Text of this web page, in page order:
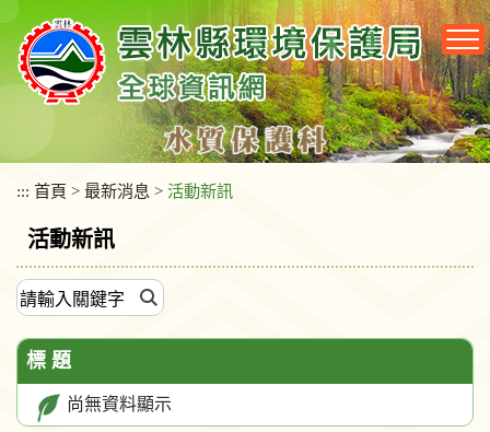
要
區
::: 首頁 > 最新消息 > 活動新訊
活動新訊
標 題
尚無資料顯示